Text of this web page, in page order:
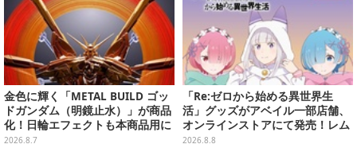
金色に輝く「METAL BUILD ゴッ
ドガンダム（明鏡止水）」が商品
化！日輪エフェクトも本商品用に
刷新した豪華仕様
2026.8.7
「Re:ゼロから始める異世界生
活」グッズがアベイル一部店舗、
オンラインストアにて発売！レム
＆ラムTシャツなどラインナップ
2026.8.8